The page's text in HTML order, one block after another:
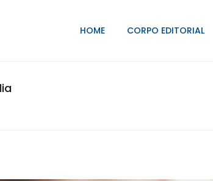
HOME CORPO EDITORIAL